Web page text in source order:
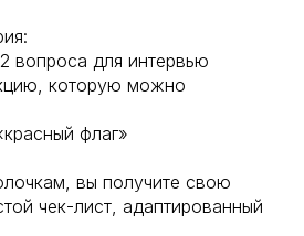
вопроса для интервью
которую можно
флаг»
вы получите свою
чек-лист, адаптированный